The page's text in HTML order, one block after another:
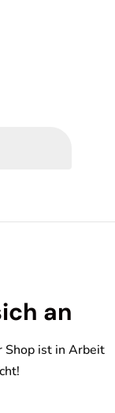
an
Shop ist in Arbeit